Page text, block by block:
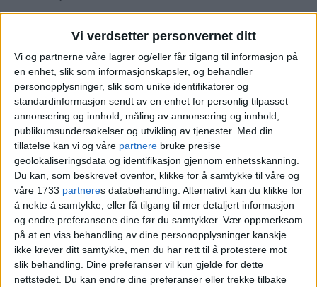
Vi verdsetter personvernet ditt
Vi og partnerne våre lagrer og/eller får tilgang til informasjon på
en enhet, slik som informasjonskapsler, og behandler
personopplysninger, slik som unike identifikatorer og
standardinformasjon sendt av en enhet for personlig tilpasset
annonsering og innhold, måling av annonsering og innhold,
publikumsundersøkelser og utvikling av tjenester. Med din
tillatelse kan vi og våre partnere bruke presise
geolokaliseringsdata og identifikasjon gjennom enhetsskanning.
Du kan, som beskrevet ovenfor, klikke for å samtykke til våre og
våre 1733 partneres databehandling. Alternativt kan du klikke for
å nekte å samtykke, eller få tilgang til mer detaljert informasjon
og endre preferansene dine før du samtykker. Vær oppmerksom
på at en viss behandling av dine personopplysninger kanskje
ikke krever ditt samtykke, men du har rett til å protestere mot
slik behandling. Dine preferanser vil kun gjelde for dette
nettstedet. Du kan endre dine preferanser eller trekke tilbake
Det betyr at både ledighetstallet of
antallet permitterte nærmer seg nivået
som var før pandemien.
I alt er 2,5 prosent av arbeidsstyrken i
hovedstaden helt ledige, mens 1,3
prosent er delvis ledige.